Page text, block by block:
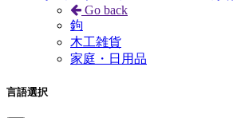
Go back
鉤
木工雑貨
家庭・日用品
言語選択